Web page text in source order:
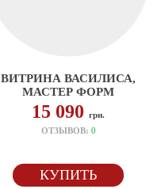
ВИТРИНА ВАСИЛИСА,
МАСТЕР ФОРМ
15 090грн.
ОТЗЫВОВ: 0
КУПИТЬ